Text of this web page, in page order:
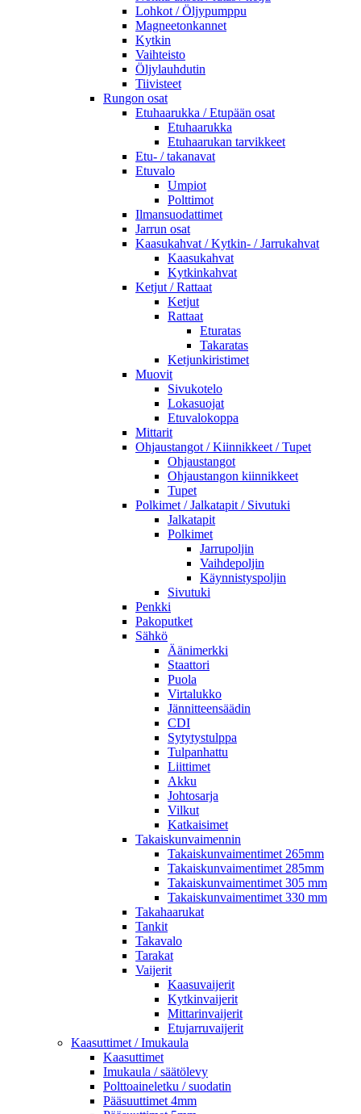
Lohkot / Öljypumppu
Magneetonkannet
Kytkin
Vaihteisto
Öljylauhdutin
Tiivisteet
Rungon osat
Etuhaarukka / Etupään osat
Etuhaarukka
Etuhaarukan tarvikkeet
Etu- / takanavat
Etuvalo
Umpiot
Polttimot
Ilmansuodattimet
Jarrun osat
Kaasukahvat / Kytkin- / Jarrukahvat
Kaasukahvat
Kytkinkahvat
Ketjut / Rattaat
Ketjut
Rattaat
Eturatas
Takaratas
Ketjunkiristimet
Muovit
Sivukotelo
Lokasuojat
Etuvalokoppa
Mittarit
Ohjaustangot / Kiinnikkeet / Tupet
Ohjaustangot
Ohjaustangon kiinnikkeet
Tupet
Polkimet / Jalkatapit / Sivutuki
Jalkatapit
Polkimet
Jarrupoljin
Vaihdepoljin
Käynnistyspoljin
Sivutuki
Penkki
Pakoputket
Sähkö
Äänimerkki
Staattori
Puola
Virtalukko
Jännitteensäädin
CDI
Sytytystulppa
Tulpanhattu
Liittimet
Akku
Johtosarja
Vilkut
Katkaisimet
Takaiskunvaimennin
Takaiskunvaimentimet 265mm
Takaiskunvaimentimet 285mm
Takaiskunvaimentimet 305 mm
Takaiskunvaimentimet 330 mm
Takahaarukat
Tankit
Takavalo
Tarakat
Vaijerit
Kaasuvaijerit
Kytkinvaijerit
Mittarinvaijerit
Etujarruvaijerit
Kaasuttimet / Imukaula
Kaasuttimet
Imukaula / säätölevy
Polttoaineletku / suodatin
Pääsuuttimet 4mm